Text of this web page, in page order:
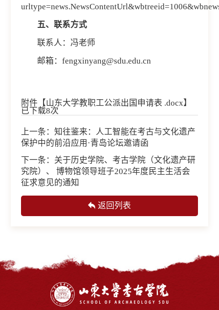
五、联系方式
联系人：冯老师
邮箱：fengxinyang@sdu.edu.cn
附件【山东大学教职工公派出国申请表 .docx】
已下载8次
上一条： 知往鉴来：人工智能在考古与文化遗产
保护中的前沿应用·青岛论坛邀请函
下一条： 关于历史学院、考古学院（文化遗产研
究院）、 博物馆领导班子2025年度民主生活会
征求意见的通知
返回列表